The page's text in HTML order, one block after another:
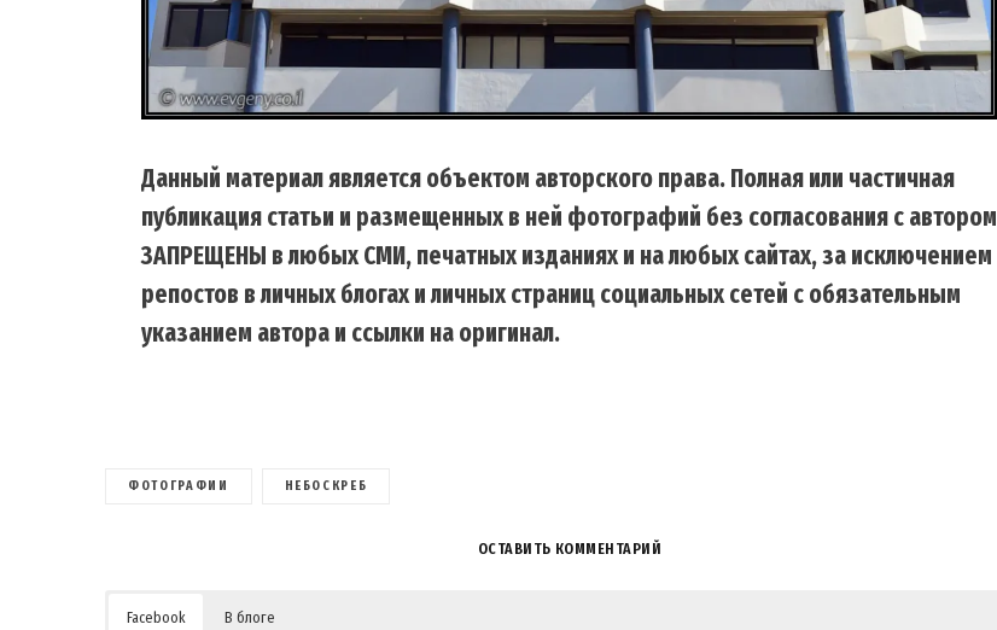
Данный материал является объектом авторского права. Полная или частичная
публикация статьи и размещенных в ней фотографий без согласования с автором
ЗАПРЕЩЕНЫ в любых СМИ, печатных изданиях и на любых сайтах, за исключением
репостов в личных блогах и личных страниц социальных сетей с обязательным
указанием автора и ссылки на оригинал.
ФОТОГРАФИИ НЕБОСКРЕБ
ОСТАВИТЬ КОММЕНТАРИЙ
Facebook В блоге